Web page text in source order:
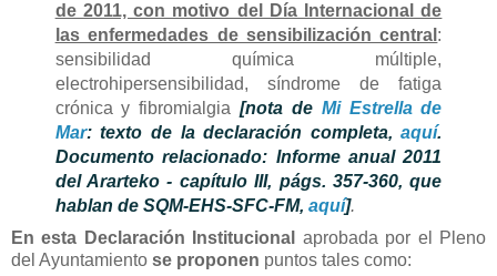
de 2011, con motivo del Día Internacional de
las enfermedades de sensibilización central :
sensibilidad química múltiple,
electrohipersensibilidad, síndrome de fatiga
crónica y fibromialgia [nota de Mi Estrella de
Mar: texto de la declaración completa,aquí.
Documento relacionado: Informe anual 2011
del Ararteko - capítulo III, págs. 357-360,que
hablan de SQM-EHS-SFC-FM, aquí].
En esta Declaración Institucional
aprobada por el Pleno
del Ayuntamiento se proponen puntos tales como: